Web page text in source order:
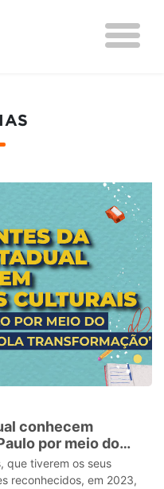
conhecem
por meio do
que tiverem os seus
reconhecidos, em 2023,